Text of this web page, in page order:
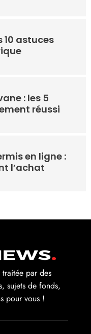
10 astuces
: les 5
réussi
en ligne :
l’achat
par des
sujets de fonds,
pour vous !